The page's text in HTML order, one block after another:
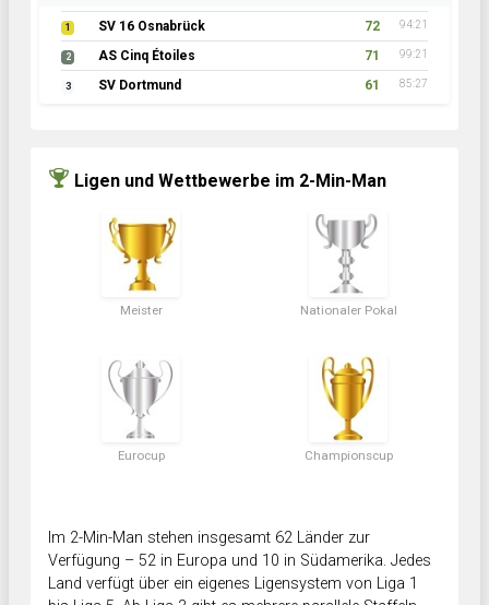
1 SV 16 Osnabrück 72 94:21
2 AS Cinq Étoiles 71 99:21
3 SV Dortmund 61 85:27
Ligen und Wettbewerbe im 2-Min-Man
Meister Nationaler Pokal
Eurocup Championscup
Im 2-Min-Man stehen insgesamt 62 Länder zur
Verfügung – 52 in Europa und 10 in Südamerika. Jedes
Land verfügt über ein eigenes Ligensystem von Liga 1